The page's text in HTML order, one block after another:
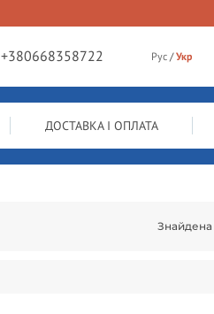
+380668358722 Рус /Укр
ДОСТАВКА І ОПЛАТА
Знайдена